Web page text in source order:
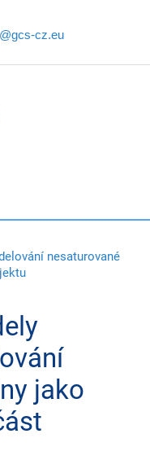
cz.eu
nesaturované
jako